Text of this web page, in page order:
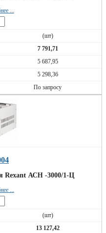
...
(шт)
7 791,71
5 687,95
5 298,36
По запросу
Rexant АСН -3000/1-Ц
...
(шт)
13 127,42